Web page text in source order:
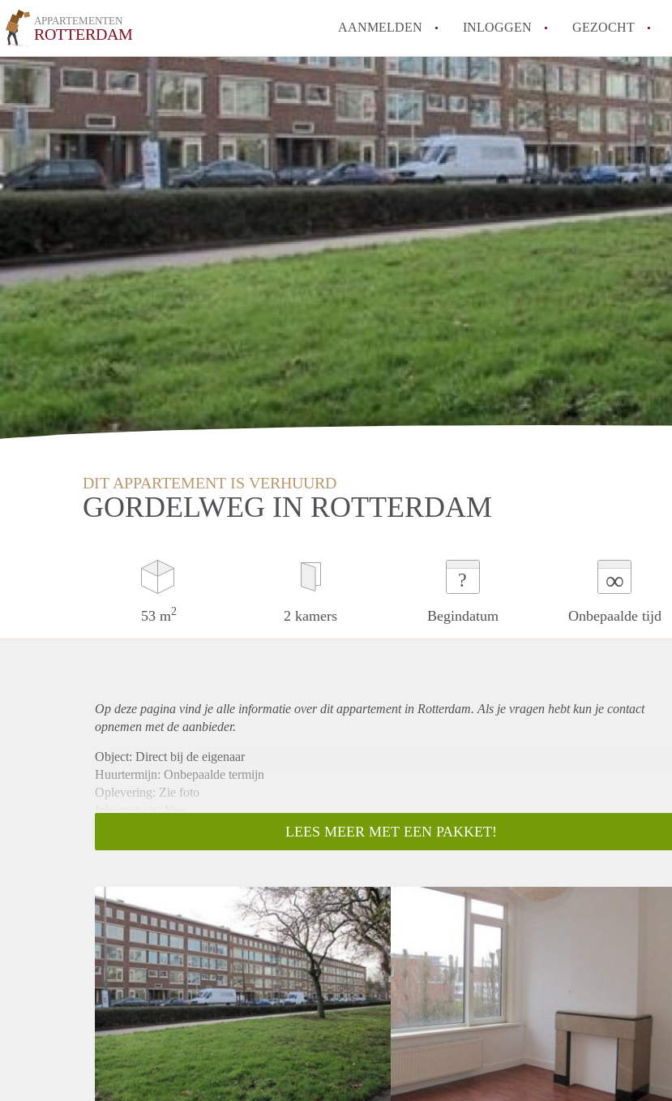
APPARTEMENTEN
ROTTERDAM AANMELDEN INLOGGEN GEZOCHT
How to translate
Wat is
Hoeveel kost het om te
Wat is de privacyverklaring
Berekent
makelaarsvergoeding/
Alle veelgestelde vragen
DIT APPARTEMENT IS VERHUURD
GORDELWEG IN ROTTERDAM
53 m2 2 kamers
?
Begindatum
∞
Onbepaalde tijd
Op deze pagina vind je alle informatie over ditappartementin Rotterdam. Als je vragen hebt kun je contact
opnemen met de aanbieder.
Object: Direct bij de eigenaar
Huurtermijn: Onbepaalde termijn
Oplevering: Zie foto
Inkomen eis: Nee
Borg: 1 Maand
Huisdieren toegestaan: Afhankelijk van de Eigenaar
Huurtoeslag grens: Ja
Geschikt voor studenten: Afhankelijk van de Eigenaar
LEES MEER MET EEN PAKKET!